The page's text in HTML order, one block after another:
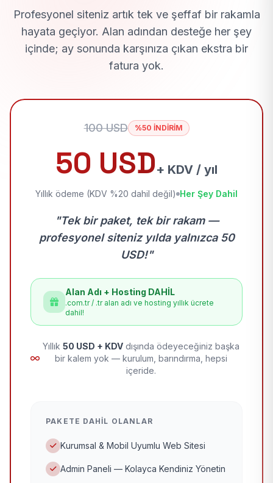
Profesyonel siteniz artık tek ve şeffaf bir rakamla
hayata geçiyor. Alan adından desteğe her şey
içinde; ay sonunda karşınıza çıkan ekstra bir
fatura yok.
100 USD %50 İNDİRİM
50 USD+ KDV / yıl
Yıllık ödeme (KDV %20 dahil değil) Her Şey Dahil
"Tek bir paket, tek bir rakam —
profesyonel siteniz yılda yalnızca 50
USD!"
Alan Adı + Hosting DAHİL
.com.tr / .tr alan adı ve hosting yıllık ücrete
dahil!
Yıllık 50 USD + KDV dışında ödeyeceğiniz başka
bir kalem yok — kurulum, barındırma, hepsi
içeride.
PAKETE DAHIL OLANLAR
Kurumsal & Mobil Uyumlu Web Sitesi
Admin Paneli — Kolayca Kendiniz Yönetin